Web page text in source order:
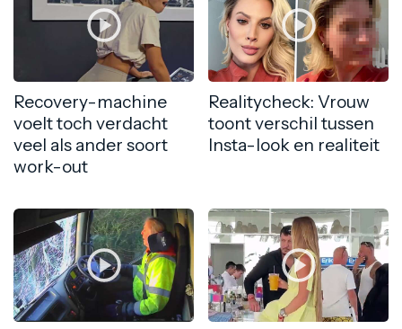
Recovery-machine
voelt toch verdacht
veel als ander soort
work-out
Realitycheck: Vrouw
toont verschil tussen
Insta-look en realiteit